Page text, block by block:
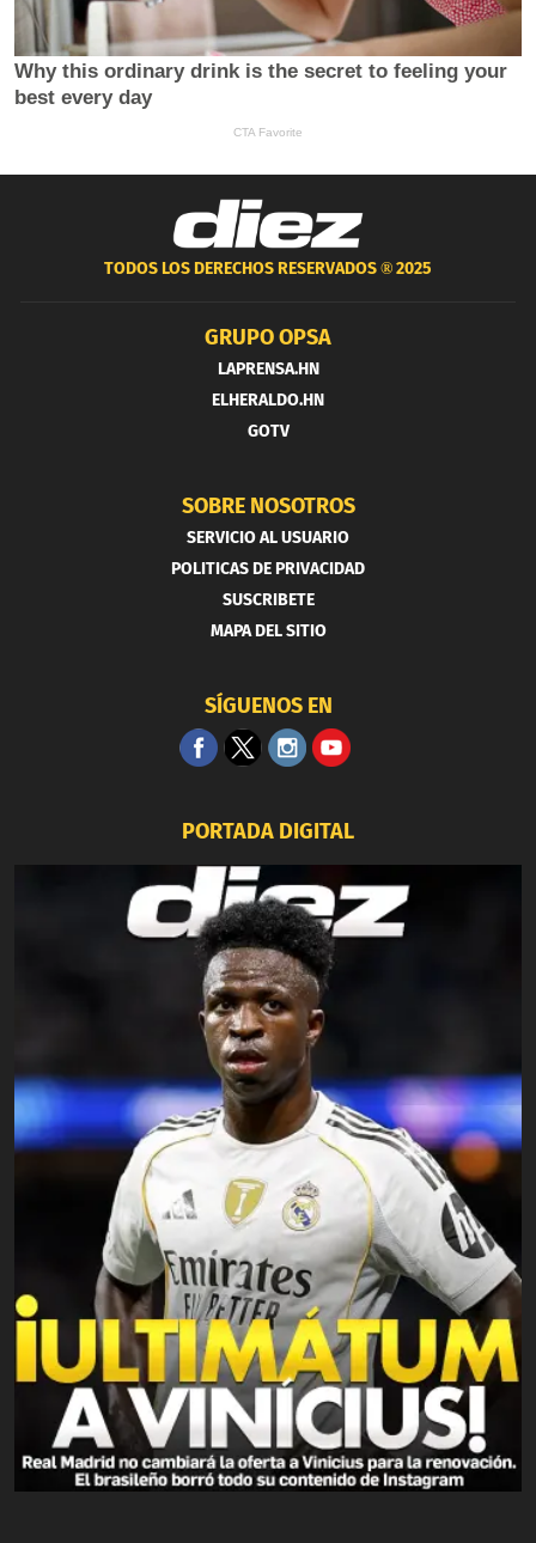
TODOS LOS DERECHOS RESERVADOS ®2025
GRUPO OPSA
LAPRENSA.HN
ELHERALDO.HN
GOTV
SOBRE NOSOTROS
SERVICIO AL USUARIO
POLITICAS DE PRIVACIDAD
SUSCRIBETE
MAPA DEL SITIO
SÍGUENOS EN
PORTADA DIGITAL